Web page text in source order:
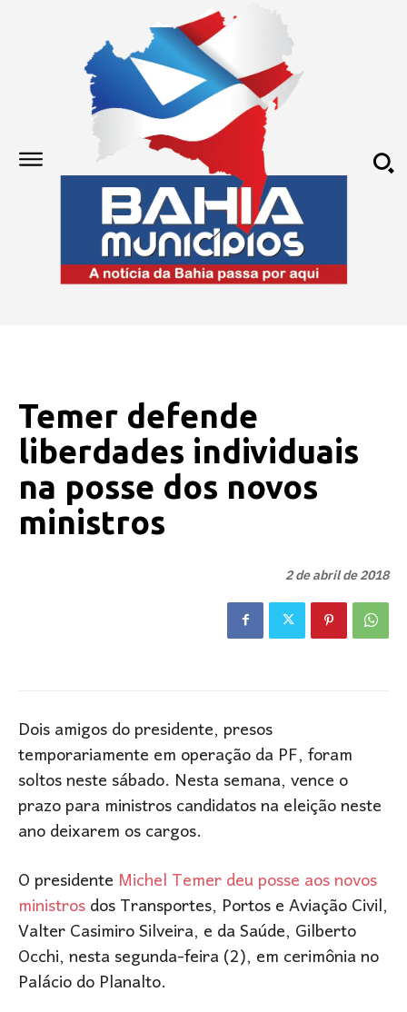
Temer defende
liberdades individuais
na posse dos novos
ministros
2 de abril de 2018
Dois amigos do presidente, presos
temporariamente em operação da PF, foram
soltos neste sábado. Nesta semana, vence o
prazo para ministros candidatos na eleição neste
ano deixarem os cargos.
O presidenteMichel Temer deu posse aos novos
ministrosdos Transportes, Portos e Aviação Civil,
Valter Casimiro Silveira, e da Saúde, Gilberto
Occhi, nesta segunda-feira (2), em cerimônia no
Palácio do Planalto.